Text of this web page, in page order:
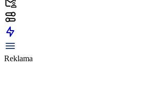
Reklama